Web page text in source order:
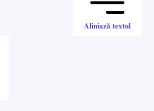
Aliniază textul